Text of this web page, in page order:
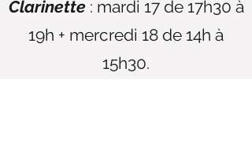
Clarinette: mardi 17 de 17h30 à
19h + mercredi 18 de 14h à
15h30.